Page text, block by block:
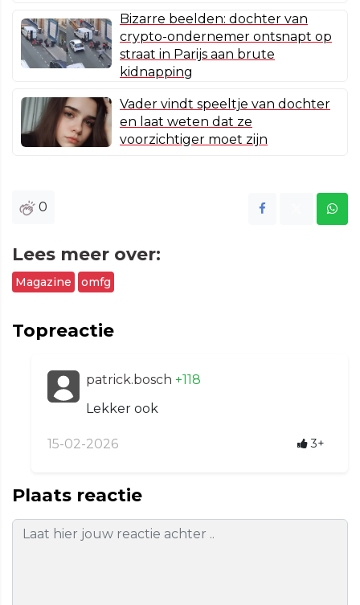
Bizarre beelden: dochter van
crypto-ondernemer ontsnapt op
straat in Parijs aan brute
kidnapping
Vader vindt speeltje van dochter
en laat weten dat ze
voorzichtiger moet zijn
0
Lees meer over:
Magazine omfg
Topreactie
patrick.bosch +118
Lekker ook
15-02-2026 3+
Plaats reactie